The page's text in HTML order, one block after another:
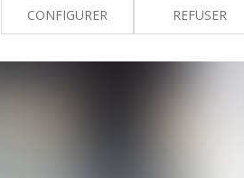
CONFIGURER REFUSER